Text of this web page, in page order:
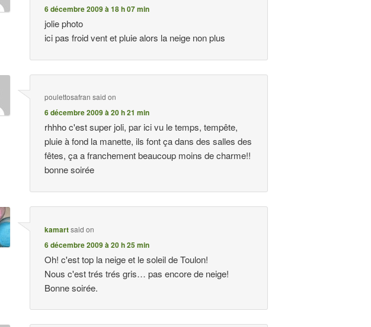
6 décembre 2009 à 18 h 07 min
jolie photo
ici pas froid vent et pluie alors la neige non plus
poulettosafran said on
6 décembre 2009 à 20 h 21 min
rhhho c'est super joli, par ici vu le temps, tempête,
pluie à fond la manette, ils font ça dans des salles des
fêtes, ça a franchement beaucoup moins de charme!!
bonne soirée
kamartsaid on
6 décembre 2009 à 20 h 25 min
Oh! c'est top la neige et le soleil de Toulon!
Nous c'est trés trés gris… pas encore de neige!
Bonne soirée.